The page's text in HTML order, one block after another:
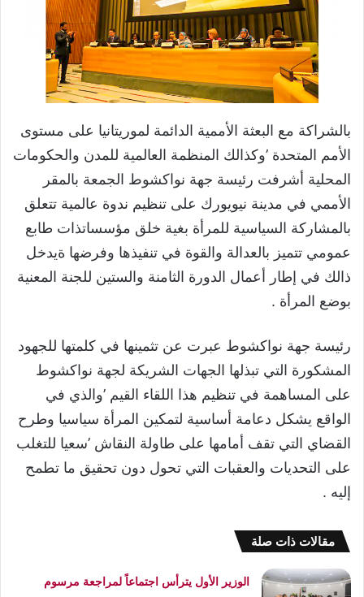
بالشراكة مع البعثة الأممية الدائمة لموريتانيا على مستوى
الأمم المتحدة ’وكذالك المنظمة العالمية للمدن والحكومات
المحلية أشرفت رئيسة جهة نواكشوط الجمعة بالمقر
الأممي في مدينة نيويورك على تنظيم ندوة عالمية تتعلق
بالمشاركة السياسية للمرأة بغية خلق مؤسساتذات طابع
عمومي تتميز بالعدالة والقوة في تنفيذها وفرضها ةيدخل
ذالك في إطار أعمال الدورة الثامنة والستين للجنة المعنية
بوضع المرأة .
رئيسة جهة نواكشوط عبرت عن تثمينها في كلمتها للجهود
المشكورة التي تبذلها الجهات الشريكة لجهة نواكشوط
على المساهمة في تنظيم هذا اللقاء القيم ’والذي في
الواقع يشكل دعامة أساسية لتمكين المرأة سياسيا وطرح
القضاي التي تقف أمامها على طاولة النقاش ’سعيا للتغلب
على التحديات والعقبات التي تحول دون تحقيق ما تطمح
إليه .
مقالات ذات صلة
الوزير الأول يترأس اجتماعاً لمراجعة مرسوم